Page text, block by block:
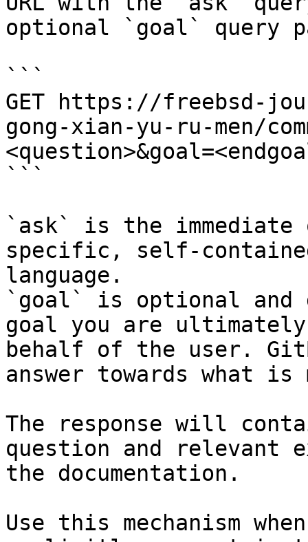
optional `goal` query
```
GET https://freebsd-
gong-xian-yu-ru-men/
```
`ask` is the
specific, self-
language.
`goal` is optional and
goal you are
behalf of the user.
answer towards what
The response will
question and relevant
the documentation.
Use this mechanism